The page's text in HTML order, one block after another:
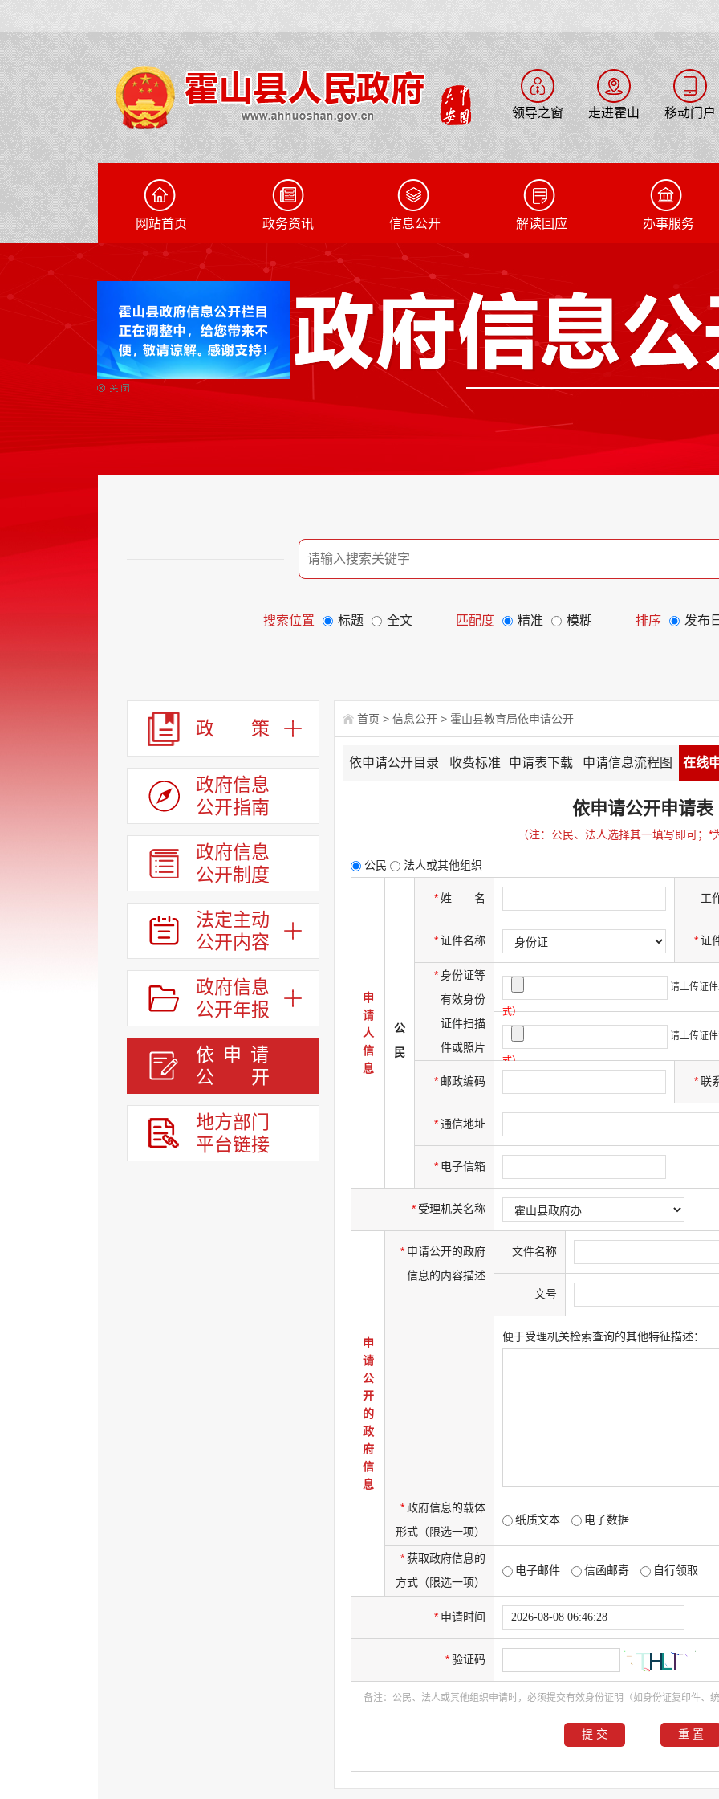
领导之窗 走进霍山 移动门户
网站首页 政务资讯 信息公开 解读回应 办事服务
搜索位置 标题 全文 匹配度 精准 模糊 排序 发布
政 策
政府信息
公开指南
政府信息
公开制度
法定主动
公开内容
政府信息
公开年报
依申请
公
开
地方部门
平台链接
首页 > 信息公开 > 霍山县教育局依申请公开
依申请公开目录 收费标准 申请表下载 申请信息流程图 在线
依申请公开申请表
（注：公民、法人选择其一填写即可； *
公民 法人或其他组织
申
请
人
信
息
公
民
*姓 名 工
*证件名称 *证
* 身份证等
有效身份
证件扫描
件或照片
请上传证
式）
请上传证
式）
* 邮政编码 *联
*通信地址
* 电子信箱
* 受理机关名称
申
请
公
开
的
政
府
信
息
* 申请公开的政府
信息的内容描述
文件名称
文号
便于受理机关检索查询的其他特征描述：
*政府信息的载体
形式（限选一项）
纸质文本 电子数据
*获取政府信息的
方式（限选一项）
电子邮件 信函邮寄 自行领取
* 申请时间
*验证码
备注：公民、法人或其他组织申请时，必须提交有效身份证明（如身份证复印件、